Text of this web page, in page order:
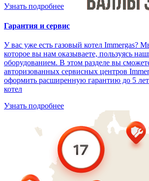
Узнать подробнее
Гарантия и сервис
У вас уже есть газовый котел Immergas?
которое вы нам оказываете, пользуясь
оборудованием. В этом разделе вы
авторизованных сервисных центров
оформить расширенную гарантию до 5
котел
Узнать подробнее